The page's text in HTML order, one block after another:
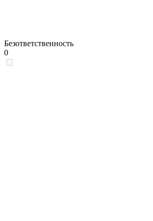
Безответственность
0